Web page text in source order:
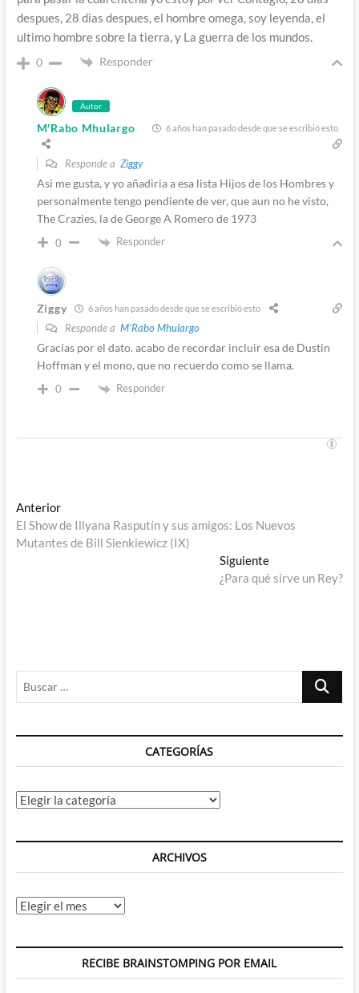
despues, 28 dias despues, el hombre omega, soy leyenda, el
ultimo hombre sobre la tierra, y La guerra de los mundos.
0 Responder
Autor
M'Rabo Mhulargo 6 años han pasado desde que se escribió esto
Responde a Ziggy
Asi me gusta, y yo añadiria a esa lista Hijos de los Hombres y
personalmente tengo pendiente de ver, que aun no he visto,
The Crazies, la de George A Romero de 1973
0 Responder
Ziggy 6 años han pasado desde que se escribió esto
Responde a M'Rabo Mhulargo
Gracias por el dato. acabo de recordar incluir esa de Dustin
Hoffman y el mono, que no recuerdo como se llama.
0 Responder
Navegación
de
AnteriorEntrada
anterior:
El Show de Illyana Rasputín y sus amigos: Los Nuevos
Mutantes de Bill Sienkiewicz (IX)
SiguienteEntrada
siguiente:
¿Para qué sirve un Rey?
Buscar
CATEGORÍAS
Categorías
ARCHIVOS
Archivos
RECIBE BRAINSTOMPING POR EMAIL